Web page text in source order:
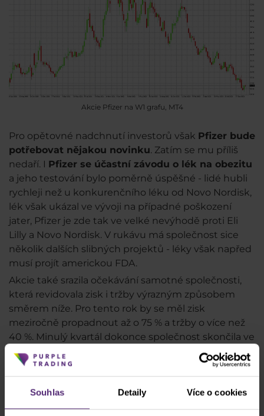
Souhlas Detaily Více o cookies
Akcie Pfizer na W1 grafu, MT4
Pro opětovné nadchnutí investorů však Pfizer bude
potřebovat nějakou novinku. Zatím se mu příliš
nedaří. I Pfizer se účastní závodu o lék na obezitu
a jeho testování bylo poměrně úspěšné - lidé hubli
rychleji než u konkurenčního léku od Novo Nordisk,
lék však ukázal ve vývoji na případné poškození
jater, Pfizer je zde tak ve velké nevýhodě proti Eli
Lilly a Novo Nordisk. V rukávu má společnost sice
několik dalších slibných projektů - léky však napřed
musí projít americkou FDA.
Akcie také srazila očekávání samotné společnosti,
která revidovala zisk i tržby výrazným způsobem
směrem níže. Pro tento rok by se měl zisk
meziročně propadnout až o 75 % a tržby o více než
40 %. Minulý kvartál dokonce společnost skončila ve
ztrátě. Vzhledem k tomu nyní
Pfizer jako buy i
přes atraktivní kapitalizaci a dividendu označit
nemůžeme. I přesto však akcie společnosti Pfizer
patřily mezi
Top 3 akcie v říjnu 2023
obchodované
našimi klienty, zejména kvůli jejich shortovacímu